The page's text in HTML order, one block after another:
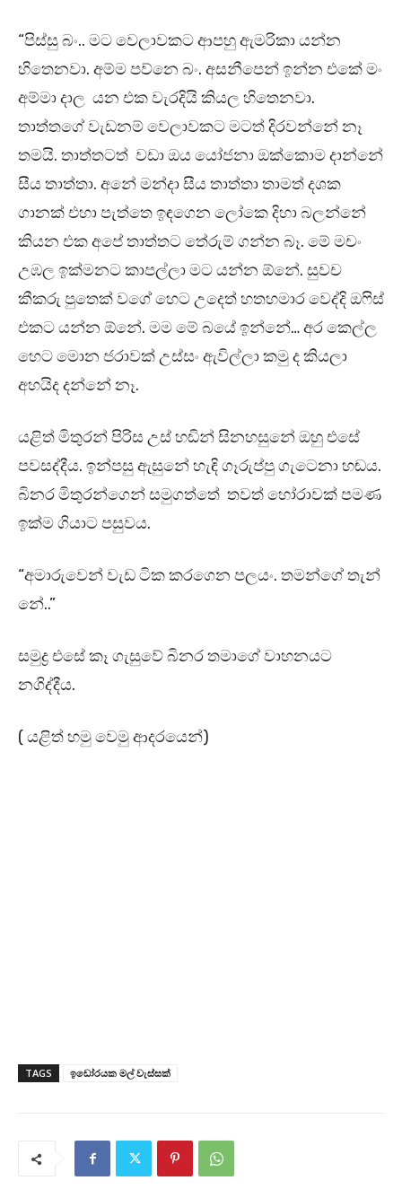
“පිස්සු බං.. මට වෙලාවකට ආපහු ඇමරිකා යන්න
හිතෙනවා. අම්ම පව්නෙ බං. අසනීපෙන් ඉන්න එකේ මං
අම්මා දාල යන එක වැරදියි කියල හිතෙනවා.
තාත්තගේ වැඩනම් වෙලාවකට මටත් දිරවන්නේ නෑ
තමයි. තාත්තටත් වඩා ඔය යෝජනා ඔක්කොම දාන්නේ
සීය තාත්තා. අනේ මන්දා සීය තාත්තා තාමත් දශක
ගානක් එහා පැත්තෙ ඉඳගෙන ලෝකෙ දිහා බලන්නේ
කියන එක අපේ තාත්තට තේරුම් ගන්න බෑ. මේ මචං
උඹල ඉක්මනට කාපල්ලා මට යන්න ඕනේ. සුවච
කීකරු පුතෙක් වගේ හෙට උදෙත් හතහමාර වෙද්දි ඔෆිස්
එකට යන්න ඕනේ. මම මේ බයේ ඉන්නේ… අර කෙල්ල
හෙට මොන ජරාවක් උස්සං ඇවිල්ලා කමු ද කියලා
අහයිද දන්නේ නෑ.
යළිත් මිතුරන් පිරිස උස් හඬින් සිනහසුනේ ඔහු එසේ
පවසද්දීය. ඉන්පසු ඇසුනේ හැඳි ගෑරුප්පු ගැටෙනා හඬය.
බිනර මිතුරන්ගෙන් සමුගත්තේ තවත් හෝරාවක් පමණ
ඉක්ම ගියාට පසුවය.
“අමාරුවෙන් වැඩ ටික කරගෙන පලයං. තමන්ගේ තැන්
නේ..”
සමුද්‍ර එසේ කෑ ගැසුවේ බිනර තමාගේ වාහනයට
නගිද්දීය.
( යළිත් හමු වෙමු ආදරයෙන්)
TAGS ඉඩෝරයක මල් වැස්සක්